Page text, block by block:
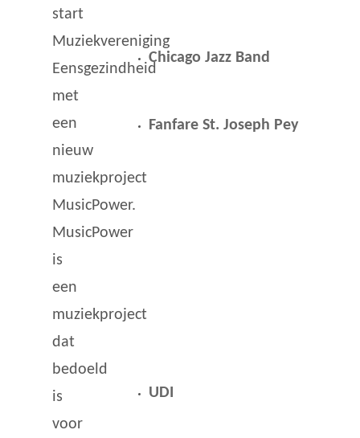
start
Muziekvereniging
Eensgezindheid
met
een
nieuw
muziekproject
MusicPower.
MusicPower
is
een
muziekproject
dat
bedoeld
is
voor
Chicago Jazz Band
Fanfare St. Joseph Pey